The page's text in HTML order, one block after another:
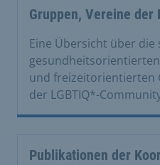
Gruppen, Vereine der
Eine Übersicht über
und freizeitorientierten
der LGBTIQ*-
Publikationen der